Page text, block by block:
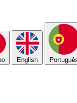
English